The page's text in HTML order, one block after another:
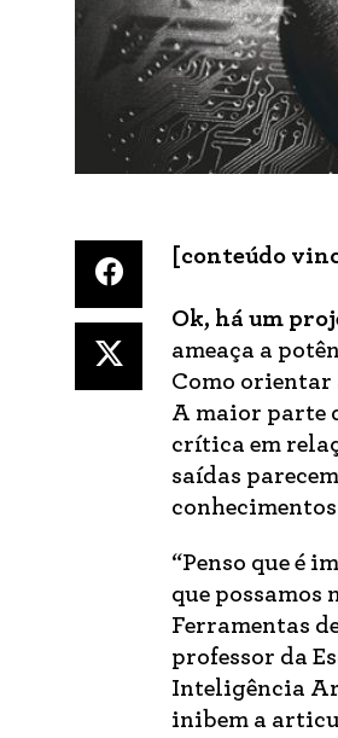
[conteúdo
Ok, há um
ameaça a
Como
A maior parte
crítica em
saídas
“Penso que é
que possamos
Ferramentas
professor da
Inteligência
inibem a